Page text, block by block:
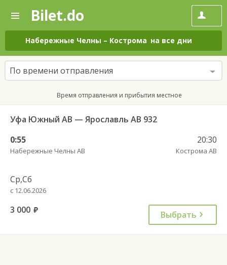
—
Поиск
и
покупка
билетов
на
автобус
онлайн
Bilet.do
Набережные Челны – Кострома на все дни
По времени отправления
Время отправления и прибытия местное
Уфа Южный АВ — Ярославль АВ 932
0:55
Набережные Челны АВ
20:30
Кострома АВ
Ср,Сб
с 12.06.2026
3 000 руб. Выбрать